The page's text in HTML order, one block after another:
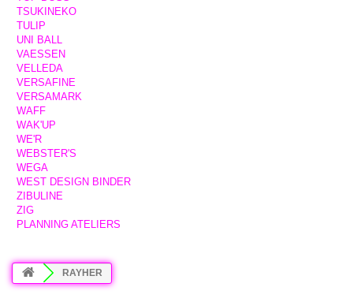
TSUKINEKO
TULIP
UNI BALL
VAESSEN
VELLEDA
VERSAFINE
VERSAMARK
WAFF
WAK'UP
WE'R
WEBSTER'S
WEGA
WEST DESIGN BINDER
ZIBULINE
ZIG
PLANNING ATELIERS
RAYHER